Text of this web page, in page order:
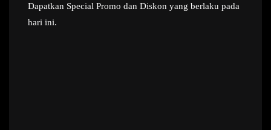
Dapatkan Special Promo dan Diskon yang berlaku pada
hari ini.